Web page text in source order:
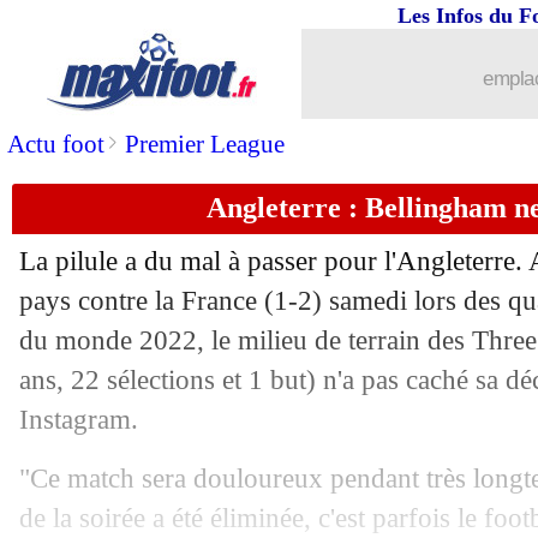
Actu foot> Premier League
Les Infos du
Angleterre : Bellingham
La pilule a du mal à passer pour l'Angleterre.
pays contre la France (1-2) samedi lors des
du monde 2022, le milieu de terrain des
ans, 22 sélections et 1 but) n'a pas caché sa
Instagram.
"Ce match sera douloureux pendant très
de la soirée a été éliminée, c'est parfois le
: Ferdinand épingle
12/12 EdF: le Maroc, Varane prévient du
12/12 Roma: Karsdorp, l'OM en grand
: Griezmann encensé en Europe
12/12 Espagne: Ramos, De la Fuente reste
12/12 CdM: Ronaldo voit la France
12/12 Croatie
12/12 Juve: Allegri insiste pour Rabiot,